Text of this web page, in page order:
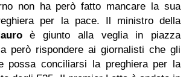
non ha però fatto mancare la sua
per la pace. Il ministro della
è giunto alla veglia in piazza
però rispondere ai giornalisti che gli
possa conciliarsi la preghiera per la